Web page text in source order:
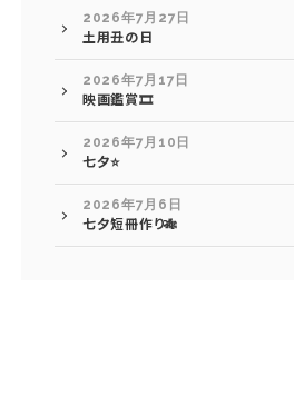
2026年7月27日
土用丑の日
2026年7月17日
映画鑑賞🎞️
2026年7月10日
七夕⭐
2026年7月6日
七夕短冊作り🎋